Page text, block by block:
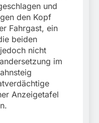
und
den Kopf
Fahrgast, ein
beiden
nicht
im
Anzeigetafel